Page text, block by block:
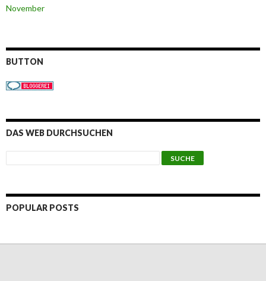
November
BUTTON
DAS WEB DURCHSUCHEN
POPULAR POSTS